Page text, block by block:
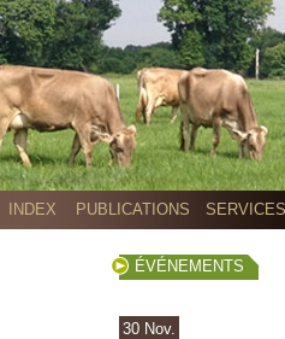
INDEX PUBLICATIONS SERVICES
ÉVÉNEMENTS
30 Nov.